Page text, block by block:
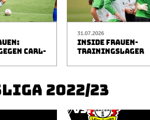
CARL-
31.07.2026
INSIDE FRAUEN-
TRAININGSLAGER
2022/23